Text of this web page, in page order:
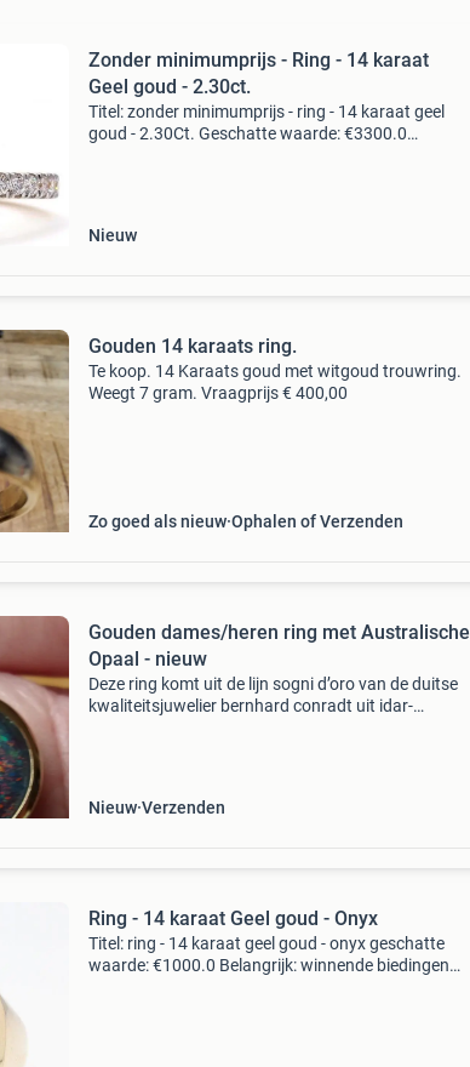
Zonder minimumprijs - Ring - 14 karaat
Geel goud - 2.30ct.
Titel: zonder minimumprijs - ring - 14 karaat geel
goud - 2.30Ct. Geschatte waarde: €3300.0
Nieuw
Gouden 14 karaats ring.
Te koop. 14 Karaats goud met witgoud trouwring.
Weegt 7 gram. Vraagprijs € 400,00
Zo goed als nieuw Ophalen of Verzenden
Gouden dames/heren ring met Australische
Opaal - nieuw
Deze ring komt uit de lijn sogni d’oro van de duitse
kwaliteitsjuwelier bernhard conradt uit idar-
Nieuw Verzenden
Ring - 14 karaat Geel goud - Onyx
Titel: ring - 14 karaat geel goud - onyx geschatte
waarde: €1000.0 Belangrijk: winnende biedingen